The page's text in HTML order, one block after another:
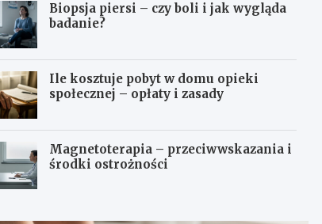
Biopsja piersi – czy boli i jak wygląda
badanie?
Ile kosztuje pobyt w domu opieki
społecznej – opłaty i zasady
Magnetoterapia – przeciwwskazania i
środki ostrożności